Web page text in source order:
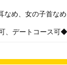
なめ、女の子首な
、デートコース可◆